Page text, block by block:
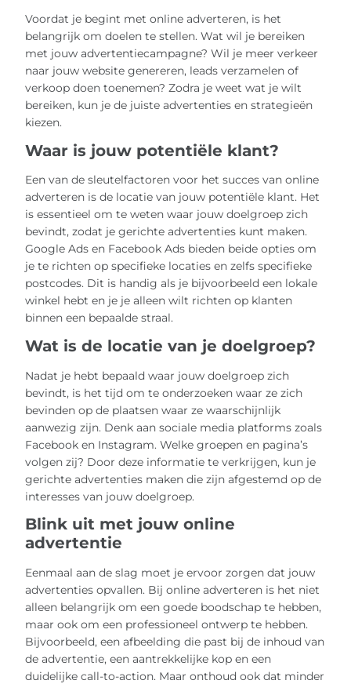
Voordat je begint met online adverteren, is het
belangrijk om doelen te stellen. Wat wil je bereiken
met jouw advertentiecampagne? Wil je meer verkeer
naar jouw website genereren, leads verzamelen of
verkoop doen toenemen? Zodra je weet wat je wilt
bereiken, kun je de juiste advertenties en strategieën
kiezen.
Waar is jouw potentiële klant?
Een van de sleutelfactoren voor het succes van online
adverteren is de locatie van jouw potentiële klant. Het
is essentieel om te weten waar jouw doelgroep zich
bevindt, zodat je gerichte advertenties kunt maken.
Google Ads en Facebook Ads bieden beide opties om
je te richten op specifieke locaties en zelfs specifieke
postcodes. Dit is handig als je bijvoorbeeld een lokale
winkel hebt en je je alleen wilt richten op klanten
binnen een bepaalde straal.
Wat is de locatie van je doelgroep?
Nadat je hebt bepaald waar jouw doelgroep zich
bevindt, is het tijd om te onderzoeken waar ze zich
bevinden op de plaatsen waar ze waarschijnlijk
aanwezig zijn. Denk aan sociale media platforms zoals
Facebook en Instagram. Welke groepen en pagina’s
volgen zij? Door deze informatie te verkrijgen, kun je
gerichte advertenties maken die zijn afgestemd op de
interesses van jouw doelgroep.
Blink uit met jouw online
advertentie
Eenmaal aan de slag moet je ervoor zorgen dat jouw
advertenties opvallen. Bij online adverteren is het niet
alleen belangrijk om een ​​goede boodschap te hebben,
maar ook om een ​​professioneel ontwerp te hebben.
Bijvoorbeeld, een afbeelding die past bij de inhoud van
de advertentie, een aantrekkelijke kop en een
duidelijke call-to-action. Maar onthoud ook dat minder